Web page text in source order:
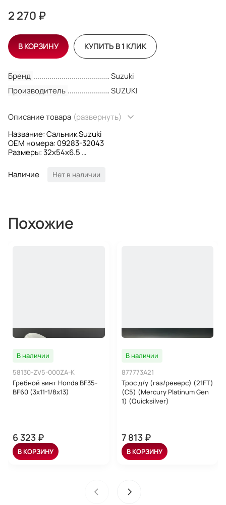
Бренд
Suzuki
Производитель
SUZUKI
Описание товара (развернуть)
Название: Сальник Suzuki
OEM номера: 09283-32043
Размеры: 32x54x6.5
Наличие
Нет в наличии
2 270 ₽
В КОРЗИНУ КУПИТЬ В 1 КЛИК
Похожие
В наличии
58130-ZV5-000ZA-K
Гребной винт Honda BF35-
BF60 (3x11-1/8x13)
6 323 ₽
В КОРЗИНУ
В наличии
877773A21
Трос д/у (газ/реверс) (21FT)
(C5) (Mercury Platinum Gen
1) (Quicksilver)
7 813 ₽
В КОРЗИНУ